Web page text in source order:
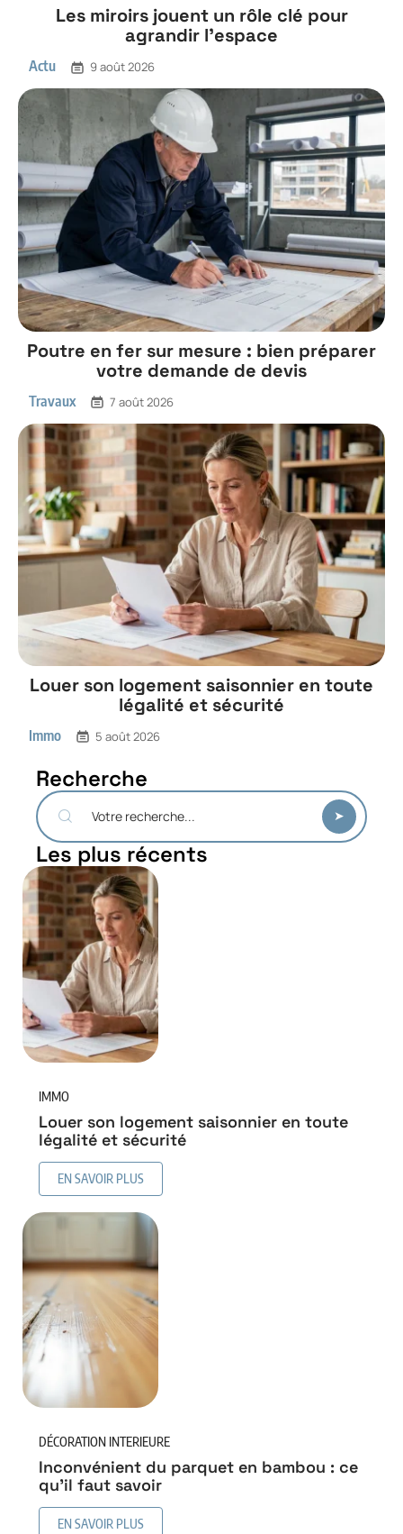
Les miroirs jouent un rôle clé pour
agrandir l’espace
Actu 9 août 2026
Poutre en fer sur mesure : bien préparer
votre demande de devis
Travaux 7 août 2026
Louer son logement saisonnier en toute
légalité et sécurité
Immo 5 août 2026
Recherche
Les plus récents
IMMO
Louer son logement saisonnier en toute
légalité et sécurité
EN SAVOIR PLUS
DÉCORATION INTERIEURE
Inconvénient du parquet en bambou : ce
qu’il faut savoir
EN SAVOIR PLUS